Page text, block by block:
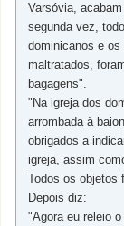
Varsóvia,
segunda vez,
dominicanos e os
maltratados,
bagagens".
"Na igreja dos
arrombada à
obrigados a
igreja, assim
Todos os objetos
Depois diz:
"Agora eu releio